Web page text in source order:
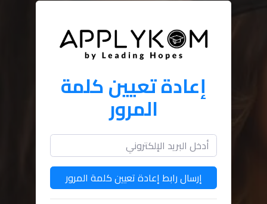
إعادة تعيين كلمة
المرور
إرسال رابط إعادة تعيين كلمة المرور